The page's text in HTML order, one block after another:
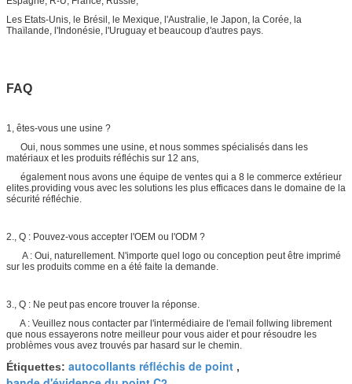
Les Etats-Unis, le Brésil, le Mexique, l'Australie, le Japon, la Corée, la
Thaïlande, l'Indonésie, l'Uruguay et beaucoup d'autres pays.
FAQ
1, êtes-vous une usine ?
Oui, nous sommes une usine, et nous sommes spécialisés dans les
matériaux et les produits réfléchis sur 12 ans,
également nous avons une équipe de ventes qui a 8 le commerce extérieur
elites.providing vous avec les solutions les plus efficaces dans le domaine de la
sécurité réfléchie.
2., Q : Pouvez-vous accepter l'OEM ou l'ODM ?
A : Oui, naturellement. N'importe quel logo ou conception peut être imprimé
sur les produits comme en a été faite la demande.
3., Q : Ne peut pas encore trouver la réponse.
A : Veuillez nous contacter par l'intermédiaire de l'email follwing librement
que nous essayerons notre meilleur pour vous aider et pour résoudre les
problèmes vous avez trouvés par hasard sur le chemin.
Étiquettes: autocollants réfléchis de point ,